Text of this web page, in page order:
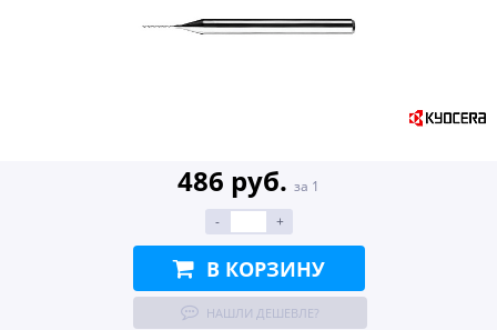
486 руб. за 1
-
+
В КОРЗИНУ
НАШЛИ ДЕШЕВЛЕ?